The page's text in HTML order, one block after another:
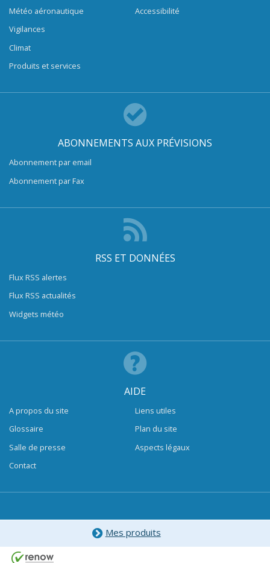
Météo aéronautique
Vigilances
Climat
Produits et services
Accessibilité
ABONNEMENTS AUX PRÉVISIONS
Abonnement par email
Abonnement par Fax
RSS ET DONNÉES
Flux RSS alertes
Flux RSS actualités
Widgets météo
AIDE
A propos du site
Glossaire
Salle de presse
Contact
Liens utiles
Plan du site
Aspects légaux
Mes produits